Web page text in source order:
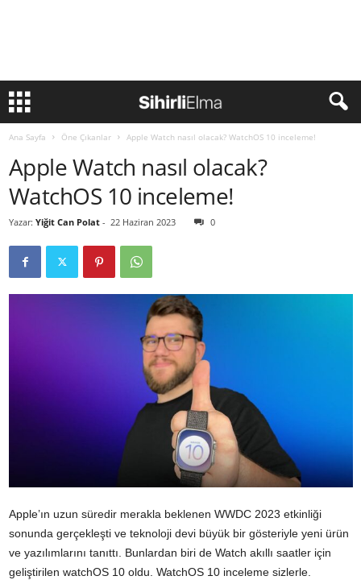
Ana Sayfa Öne Çıkanlar Apple Watch nasıl olacak? WatchOS 10 inceleme!
Apple Watch nasıl olacak?
WatchOS 10 inceleme!
Yazar: Yiğit Can Polat - 22 Haziran 2023 0
Apple’ın uzun süredir merakla beklenen WWDC 2023 etkinliği
sonunda gerçekleşti ve teknoloji devi büyük bir gösteriyle yeni ürün
ve yazılımlarını tanıttı. Bunlardan biri de Watch akıllı saatler için
geliştirilen watchOS 10 oldu. WatchOS 10 inceleme sizlerle.